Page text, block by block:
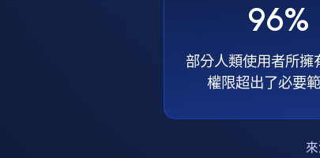
96%
部分人類使用者所擁
權限超出了必要
來